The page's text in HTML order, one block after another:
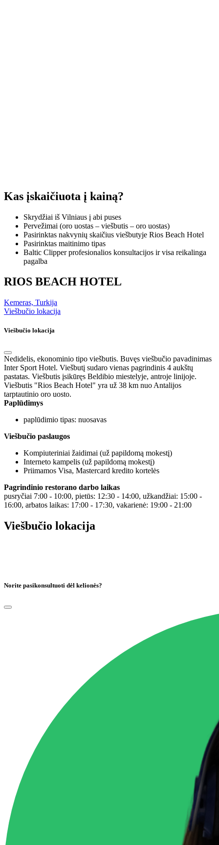
Kas įskaičiuota į kainą?
Skrydžiai iš Vilniaus į abi puses
Pervežimai (oro uostas – viešbutis – oro uostas)
Pasirinktas nakvynių skaičius viešbutyje Rios Beach Hotel
Pasirinktas maitinimo tipas
Baltic Clipper profesionalios konsultacijos ir visa reikalinga
pagalba
RIOS BEACH HOTEL
Kemeras, Turkija
Viešbučio lokacija
Viešbučio lokacija
Nedidelis, ekonominio tipo viešbutis. Buvęs viešbučio pavadinimas
Inter Sport Hotel. Viešbutį sudaro vienas pagrindinis 4 aukštų
pastatas. Viešbutis įsikūręs Beldibio miestelyje, antroje linijoje.
Viešbutis "Rios Beach Hotel" yra už 38 km nuo Antalijos
tarptautinio oro uosto.
Paplūdimys
paplūdimio tipas: nuosavas
Viešbučio paslaugos
Kompiuteriniai žaidimai (už papildomą mokestį)
Interneto kampelis (už papildomą mokestį)
Priimamos Visa, Mastercard kredito kortelės
Pagrindinio restorano darbo laikas
pusryčiai 7:00 - 10:00, pietūs: 12:30 - 14:00, užkandžiai: 15:00 -
16:00, arbatos laikas: 17:00 - 17:30, vakarienė: 19:00 - 21:00
Viešbučio lokacija
Norite pasikonsultuoti dėl kelionės?